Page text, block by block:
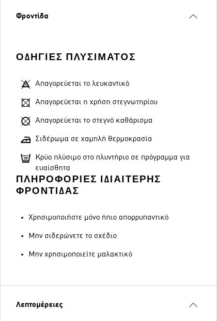
Φροντίδα
ΟΔΗΓΊΕΣ ΠΛΥΣΊΜΑΤΟΣ
Απαγορεύεται το λευκαντικό
Απαγορεύεται η χρήση στεγνωτηρίου
Απαγορεύεται το στεγνό καθάρισμα
Σιδέρωμα σε χαμηλή θερμοκρασία
Κρύο πλύσιμο στο πλυντήριο σε πρόγραμμα για
ευαίσθητα
ΠΛΗΡΟΦΟΡΊΕΣ ΙΔΙΑΊΤΕΡΗΣ
ΦΡΟΝΤΊΔΑΣ
Χρησιμοποιήστε μόνο ήπιο απορρυπαντικό
Μην σιδερώνετε το σχέδιο
Μην χρησιμοποιείτε μαλακτικό
Λεπτομέρειες